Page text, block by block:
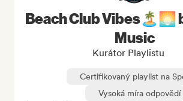
Beach Club Vibes🏝️🌅
Music
Kurátor Playlistu
Certifikovaný playlist na
Vysoká míra odpovědí